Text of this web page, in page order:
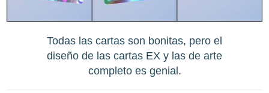
Todas las cartas son bonitas, pero el
diseño de las cartas EX y las de arte
completo es genial.